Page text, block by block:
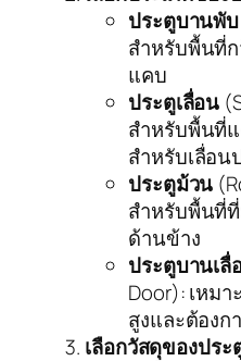
ประตูบานพับ
สำหรับพื้นที่
แคบ
ประตูเลื่อน
สำหรับพื้นที่
สำหรับเลื่อน
ประตูม้วน
สำหรับพื้นที่
ด้านข้าง
ประตูบานเ
Door): เหม
สูงและต้องก
เลือกวัสดุของประ